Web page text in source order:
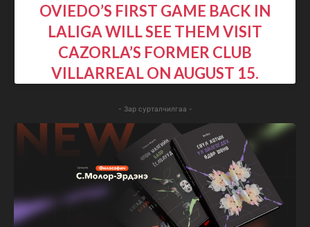
OVIEDO’S FIRST GAME BACK IN
LALIGA WILL SEE THEM VISIT
CAZORLA’S FORMER CLUB
VILLARREAL ON AUGUST 15.
- Зар сурталчилгаа -